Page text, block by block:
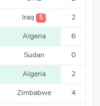
Iraq 5 2
Algeria 6
Sudan 0
Algeria 2
Zimbabwe 4